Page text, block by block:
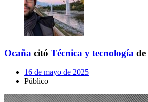
Ocaña citó Técnica y tecnología de
16 de mayo de 2025
Público